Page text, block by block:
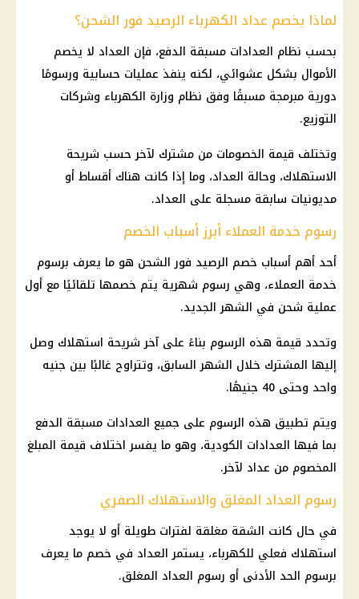
لماذا يخصم عداد الكهرباء الرصيد فور الشحن؟
بحسب نظام العدادات مسبقة الدفع، فإن العداد لا يخصم
الأموال بشكل عشوائي، لكنه ينفذ عمليات حسابية ورسومًا
دورية مبرمجة مسبقًا وفق نظام وزارة الكهرباء وشركات
التوزيع.
وتختلف قيمة الخصومات من مشترك لآخر حسب شريحة
الاستهلاك، وحالة العداد، وما إذا كانت هناك أقساط أو
مديونيات سابقة مسجلة على العداد.
رسوم خدمة العملاء أبرز أسباب الخصم
أحد أهم أسباب خصم الرصيد فور الشحن هو ما يعرف برسوم
خدمة العملاء، وهي رسوم شهرية يتم خصمها تلقائيًا مع أول
عملية شحن في الشهر الجديد.
وتحدد قيمة هذه الرسوم بناءً على آخر شريحة استهلاك وصل
إليها المشترك خلال الشهر السابق، وتتراوح غالبًا بين جنيه
واحد وحتى 40 جنيهًا.
ويتم تطبيق هذه الرسوم على جميع العدادات مسبقة الدفع
بما فيها العدادات الكودية، وهو ما يفسر اختلاف قيمة المبلغ
المخصوم من عداد لآخر.
رسوم العداد المغلق والاستهلاك الصفري
في حال كانت الشقة مغلقة لفترات طويلة أو لا يوجد
استهلاك فعلي للكهرباء، يستمر العداد في خصم ما يعرف
برسوم الحد الأدنى أو رسوم العداد المغلق.